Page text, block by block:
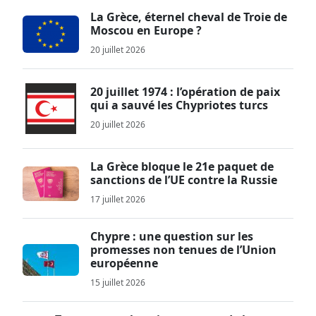
La Grèce, éternel cheval de Troie de
Moscou en Europe ?
20 juillet 2026
20 juillet 1974 : l’opération de paix
qui a sauvé les Chypriotes turcs
20 juillet 2026
La Grèce bloque le 21e paquet de
sanctions de l’UE contre la Russie
17 juillet 2026
Chypre : une question sur les
promesses non tenues de l’Union
européenne
15 juillet 2026